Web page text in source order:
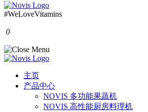
#WeLoveVitamins
0
主页
产品中心
NOVIS 多功能果蔬机
NOVIS 高性能厨房料理机